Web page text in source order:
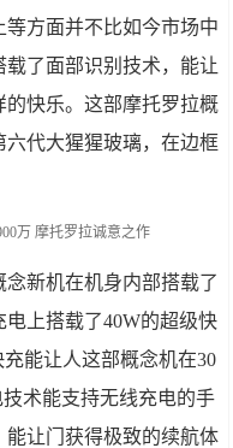
方面并不比如今市场中
了面部识别技术，能让
快乐。这部摩托罗拉概
代大猩猩玻璃，在边框
新机在机身内部搭载了
上搭载了40W的超级快
能让人这部概念机在30
术能支持无线充电的手
让门获得极致的续航体